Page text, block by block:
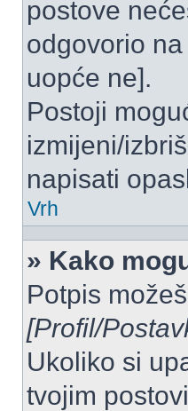
postove
odgovorio
uopće ne].
Postoji
izmijeni/
napisati
Vrh
» Kako
Potpis
[Profil/
Ukoliko si
tvojim